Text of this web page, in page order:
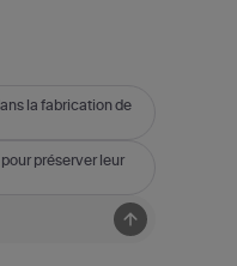
la fabrication de
préserver leur